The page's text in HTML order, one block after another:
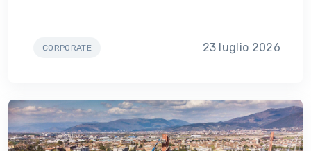
CORPORATE 23 luglio 2026